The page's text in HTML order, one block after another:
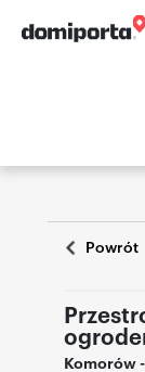
Powrót
Komorów